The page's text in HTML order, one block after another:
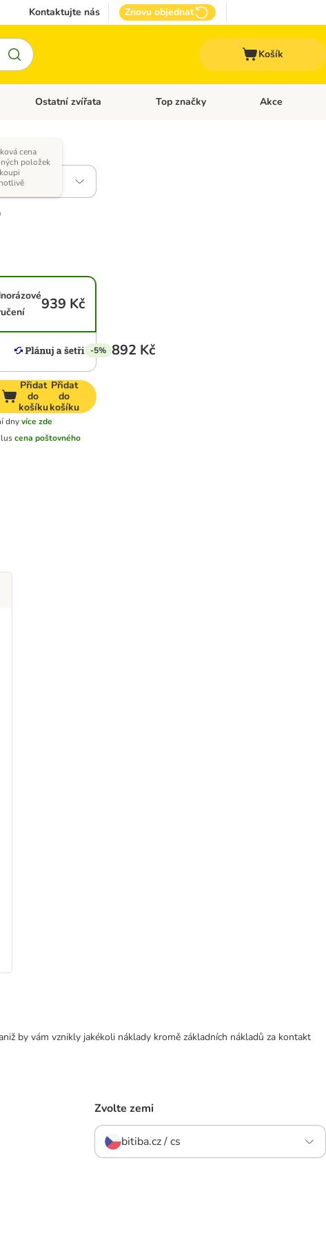
Kontaktujte nás Znovu objednat
Košík
pro psy
Otevřít menu: + VET Dieta
Ostatní zvířata Otevřít menu: Ostatní zvířata
Top značky Otevřít menu:
Akce
cena
položek
939 Kč
-5% 892 Kč
Přidat
do
košíku
Přidat
do
košíku
dny více zde
cena poštovného
by vám vznikly jakékoli náklady kromě základních nákladů za kontakt
Zvolte zemi
bitiba.cz / cs